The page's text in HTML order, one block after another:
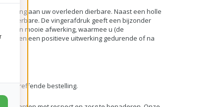
aan uw overleden dierbare. Naast een holle
dierbare. De vingerafdruk geeft een bijzonder
een mooie afwerking, waarmee u (de
een positieve uitwerking gedurende of na
bestelling.